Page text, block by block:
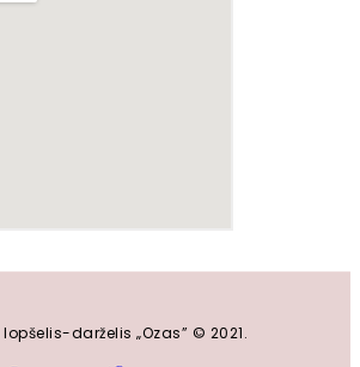
darželis „Ozas” © 2021.